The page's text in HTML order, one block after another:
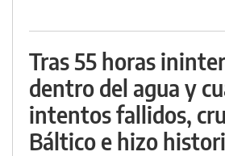
Tras 55 horas
dentro del agua y
intentos fallidos,
Báltico e hizo